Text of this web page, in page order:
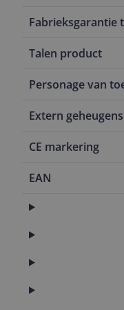
Fabrieksgarantie
Talen product
Personage van
Extern
CE markering
EAN